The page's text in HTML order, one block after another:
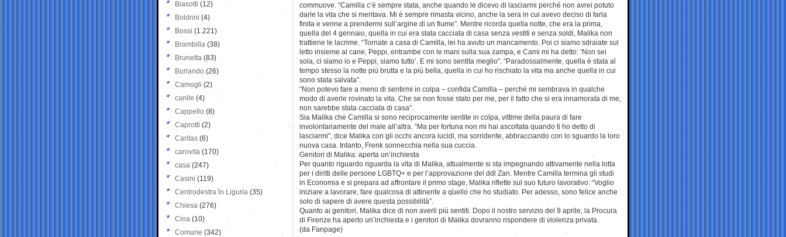
commuove. “Camilla c’è sempre stata, anche quando le dicevo di lasciarmi perché non avrei potuto
darle la vita che si meritava. Mi è sempre rimasta vicino, anche la sera in cui avevo deciso di farla
finita e venne a prendermi sull’argine di un fiume”. Mentre ricorda quella notte, che era la prima,
quella del 4 gennaio, quella in cui era stata cacciata di casa senza vestiti e senza soldi, Malika non
trattiene le lacrime. “Tornate a casa di Camilla, lei ha avuto un mancamento. Poi ci siamo sdraiate sul
letto insieme al cane, Peppi, entrambe con le mani sulla sua zampa, e Cami mi ha detto: ‘Non sei
sola, ci siamo io e Peppi, siamo tutto’. E mi sono sentita meglio”. “Paradossalmente, quella è stata al
tempo stesso la notte più brutta e la più bella, quella in cui ho rischiato la vita ma anche quella in cui
sono stata salvata”.
“Non potevo fare a meno di sentirmi in colpa – confida Camilla – perché mi sembrava in qualche
modo di averle rovinato la vita. Che se non fosse stato per me, per il fatto che si era innamorata di me,
non sarebbe stata cacciata di casa”.
Sia Malika che Camilla si sono reciprocamente sentite in colpa, vittime della paura di fare
involontariamente del male all’altra. “Ma per fortuna non mi hai ascoltata quando ti ho detto di
lasciarmi”, dice Malika con gli occhi ancora lucidi, ma sorridente, abbracciando con lo sguardo la loro
nuova casa. Intanto, Frenk sonnecchia nella sua cuccia.
Genitori di Malika: aperta un’inchiesta
Per quanto riguardo riguarda la vita di Malika, attualmente si sta impegnando attivamente nella lotta
per i diritti delle persone LGBTQ+ e per l’approvazione del ddl Zan. Mentre Camilla termina gli studi
in Economia e si prepara ad affrontare il primo stage, Malika riflette sul suo futuro lavorativo: “Voglio
iniziare a lavorare, fare qualcosa di attinente a quello che ho studiato. Per adesso, sono felice anche
solo di sapere di avere questa possibilità”.
Quanto ai genitori, Malika dice di non averli più sentiti. Dopo il nostro servizio del 9 aprile, la Procura
di Firenze ha aperto un’inchiesta e i genitori di Malika dovranno rispondere di violenza privata.
(da Fanpage)
Biasotti (12)
Boldrini (4)
Bossi (1.221)
Brambilla (38)
Brunetta (83)
Burlando (26)
Camogli (2)
canile (4)
Cappello (8)
Caprotti (2)
Caritas (6)
carovita (170)
casa (247)
Casini (119)
Centrodestra in Liguria (35)
Chiesa (276)
Cina (10)
Comune (342)